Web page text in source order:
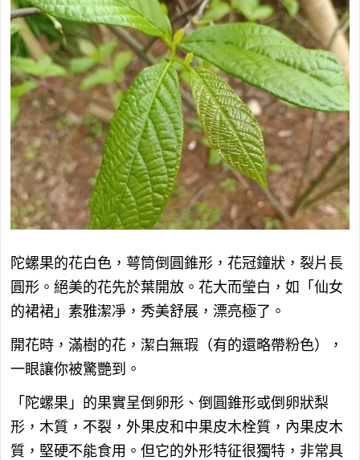
陀螺果的花白色，萼筒倒圓錐形，花冠鐘狀，裂片長
圓形。絕美的花先於葉開放。花大而瑩白，如「仙女
的裙裙」素雅潔凈，秀美舒展，漂亮極了。
開花時，滿樹的花，潔白無瑕（有的還略帶粉色），
一眼讓你被驚艷到。
「陀螺果」的果實呈倒卵形、倒圓錐形或倒卵狀梨
形，木質，不裂，外果皮和中果皮木栓質，內果皮木
質，堅硬不能食用。但它的外形特征很獨特，非常具